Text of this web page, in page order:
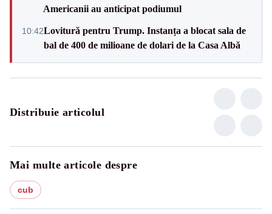
Americanii au anticipat podiumul
10:42Lovitură pentru Trump. Instanța a blocat sala de
bal de 400 de milioane de dolari de la Casa Albă
Distribuie articolul
Mai multe articole despre
cub